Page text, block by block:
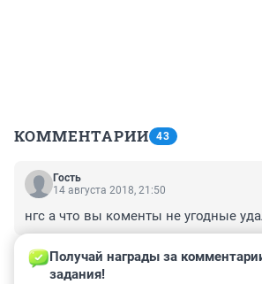
КОММЕНТАРИИ 43
Гость
14 августа 2018, 21:50
нгс а что вы коменты не угодные
Гость
Получай награды за
задания!